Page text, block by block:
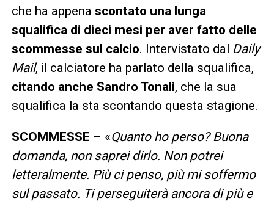
che ha appena scontato una lunga
squalifica di dieci mesi per aver fatto delle
scommesse sul calcio. Intervistato dal Daily
Mail, il calciatore ha parlato della squalifica,
citando anche Sandro Tonali, che la sua
squalifica la sta scontando questa stagione.
SCOMMESSE – «Quanto ho perso? Buona
domanda, non saprei dirlo. Non potrei
letteralmente. Più ci penso, più mi soffermo
sul passato. Ti perseguiterà ancora di più e